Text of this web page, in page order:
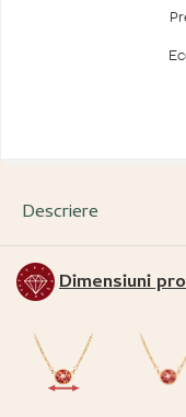
Descriere
Dimensiuni